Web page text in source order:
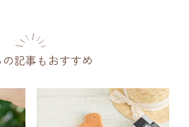
の記事もおすすめ